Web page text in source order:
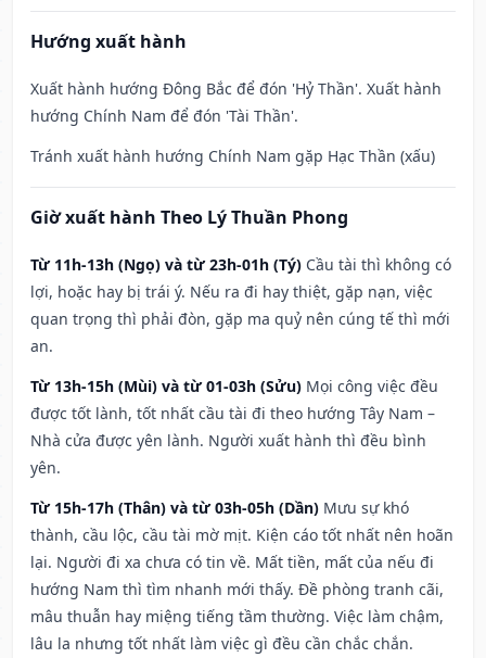
Hướng xuất hành
Xuất hành hướng Đông Bắc để đón 'Hỷ Thần'. Xuất hành
hướng Chính Nam để đón 'Tài Thần'.
Tránh xuất hành hướng Chính Nam gặp Hạc Thần (xấu)
Giờ xuất hành Theo Lý Thuần Phong
Từ 11h-13h (Ngọ) và từ 23h-01h (Tý) Cầu tài thì không có
lợi, hoặc hay bị trái ý. Nếu ra đi hay thiệt, gặp nạn, việc
quan trọng thì phải đòn, gặp ma quỷ nên cúng tế thì mới
an.
Từ 13h-15h (Mùi) và từ 01-03h (Sửu) Mọi công việc đều
được tốt lành, tốt nhất cầu tài đi theo hướng Tây Nam –
Nhà cửa được yên lành. Người xuất hành thì đều bình
yên.
Từ 15h-17h (Thân) và từ 03h-05h (Dần) Mưu sự khó
thành, cầu lộc, cầu tài mờ mịt. Kiện cáo tốt nhất nên hoãn
lại. Người đi xa chưa có tin về. Mất tiền, mất của nếu đi
hướng Nam thì tìm nhanh mới thấy. Đề phòng tranh cãi,
mâu thuẫn hay miệng tiếng tầm thường. Việc làm chậm,
lâu la nhưng tốt nhất làm việc gì đều cần chắc chắn.